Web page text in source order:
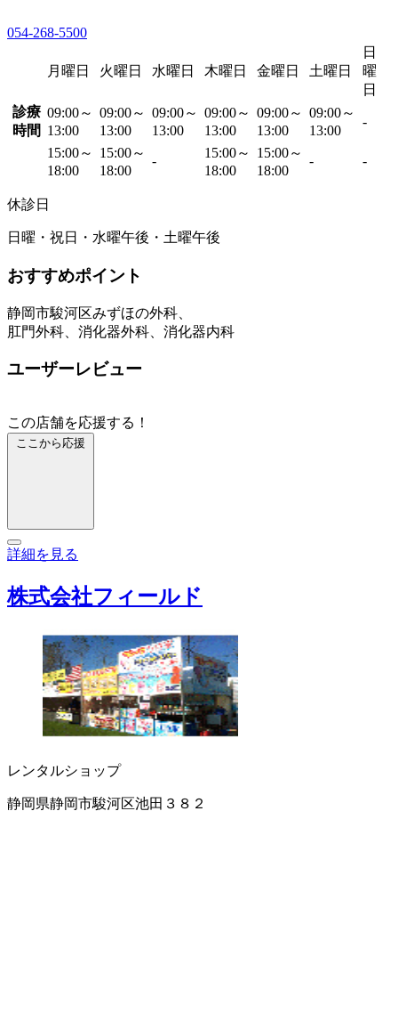
054-268-5500
月曜日 火曜日 水曜日 木曜日 金曜日 土曜日
日
曜
日
診療
時間
09:00～
13:00
09:00～
13:00
09:00～
13:00
09:00～
13:00
09:00～
13:00
09:00～
13:00
-
15:00～
18:00
15:00～
18:00
-
15:00～
18:00
15:00～
18:00
- -
休診日
日曜・祝日・水曜午後・土曜午後
おすすめポイント
静岡市駿河区みずほの外科、
肛門外科、消化器外科、消化器内科
ユーザーレビュー
この店舗を応援する！
ここから応援
詳細を見る
株式会社フィールド
レンタルショップ
静岡県静岡市駿河区池田３８２